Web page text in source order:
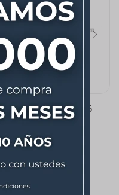
Piatina 60cm - Con 6